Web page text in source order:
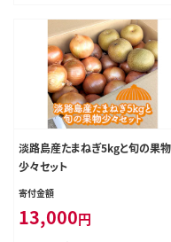
淡路島産たまねぎ5kgと旬の果物
少々セット
寄付金額
13,000円